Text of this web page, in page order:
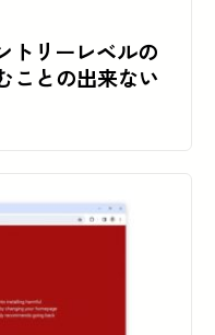
トリーレベルの
ことの出来ない